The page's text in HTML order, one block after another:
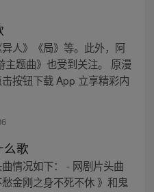
人》《局》等。此外，阿
题曲》也受到关注。 原漫
按钮下载 App 立享精彩内
么歌
情况如下： - 网剧片头曲
金刚之身不死不休 》和鬼